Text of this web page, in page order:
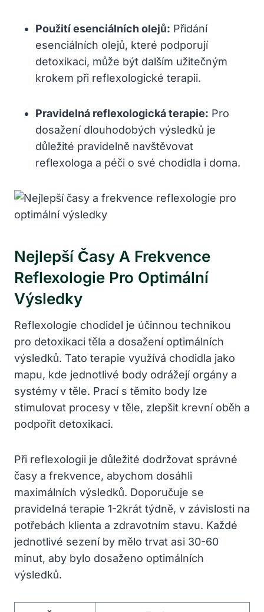
Použití esenciálních olejů: Přidání
esenciálních olejů, které podporují
detoxikaci, může být dalším užitečným
krokem při reflexologické terapii.
Pravidelná reflexologická terapie: Pro
dosažení dlouhodobých výsledků je
důležité pravidelně navštěvovat
reflexologa a péči o své chodidla i doma.
Nejlepší Časy A Frekvence
Reflexologie Pro Optimální
Výsledky
Reflexologie chodidel je účinnou technikou
pro detoxikaci těla a dosažení optimálních
výsledků. Tato terapie využívá chodidla jako
mapu, kde jednotlivé body odrážejí orgány a
systémy v těle. Prací s těmito body lze
stimulovat procesy v těle, zlepšit krevní oběh a
podpořit detoxikaci.
Při reflexologii je důležité dodržovat správné
časy a frekvence, abychom dosáhli
maximálních výsledků. Doporučuje se
pravidelná terapie 1-2krát týdně, v závislosti na
potřebách klienta a zdravotním stavu. Každé
jednotlivé sezení by mělo trvat asi 30-60
minut, aby bylo dosaženo optimálních
výsledků.